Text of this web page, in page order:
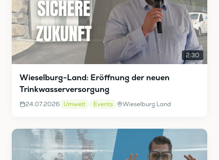
2:30
Wieselburg-Land: Eröffnung der neuen
Trinkwasserversorgung
24.07.2026 Umwelt Events Wieselburg Land